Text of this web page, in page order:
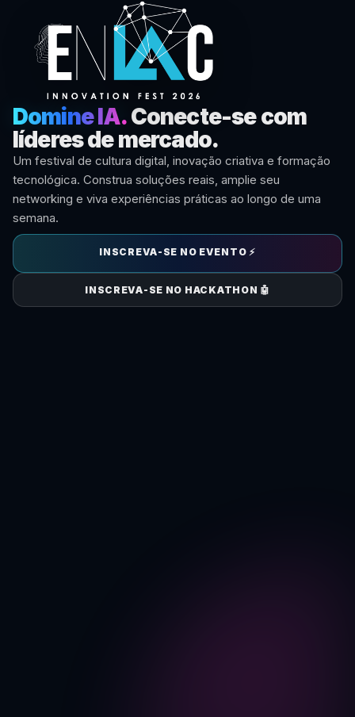
Domine IA.Conecte-se com
líderes de mercado.
Um festival de cultura digital, inovação criativa e formação
tecnológica. Construa soluções reais, amplie seu
networking e viva experiências práticas ao longo de uma
semana.
INSCREVA-SE NO EVENTO ⚡
INSCREVA-SE NO HACKATHON 🤖